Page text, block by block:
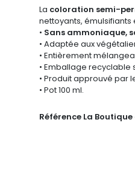
La coloration semi-
nettoyants, émulsifiants
• Sans ammoniaque,
• Adaptée aux
• Entièrement
• Emballage recyclable
• Produit approuvé par
• Pot 100 ml.
Référence La